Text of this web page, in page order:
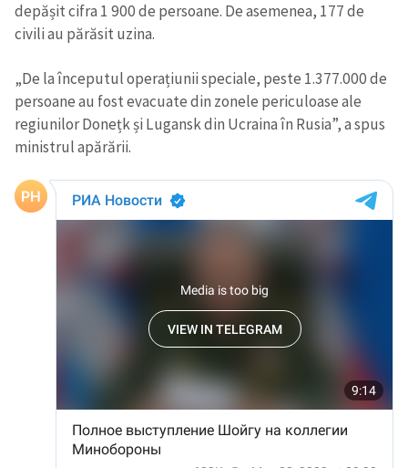
depășit cifra 1 900 de persoane. De asemenea, 177 de
civili au părăsit uzina.
„De la începutul operațiunii speciale, peste 1.377.000 de
persoane au fost evacuate din zonele periculoase ale
regiunilor Donețk și Lugansk din Ucraina în Rusia”, a spus
ministrul apărării.